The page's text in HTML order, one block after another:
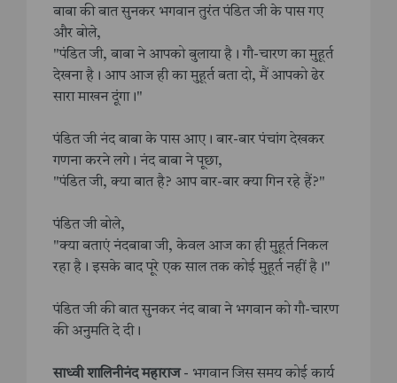
बाबा की बात सुनकर भगवान तुरंत पंडित जी के पास गए
और बोले,
"पंडित जी, बाबा ने आपको बुलाया है। गौ-चारण का मुहूर्त
देखना है। आप आज ही का मुहूर्त बता दो, मैं आपको ढेर
सारा माखन दूंगा।"
पंडित जी नंद बाबा के पास आए। बार-बार पंचांग देखकर
गणना करने लगे। नंद बाबा ने पूछा,
"पंडित जी, क्या बात है? आप बार-बार क्या गिन रहे हैं?"
पंडित जी बोले,
"क्या बताएं नंदबाबा जी, केवल आज का ही मुहूर्त निकल
रहा है। इसके बाद पूरे एक साल तक कोई मुहूर्त नहीं है।"
पंडित जी की बात सुनकर नंद बाबा ने भगवान को गौ-चारण
की अनुमति दे दी।
साध्वी शालिनीनंद महाराज- भगवान जिस समय कोई कार्य